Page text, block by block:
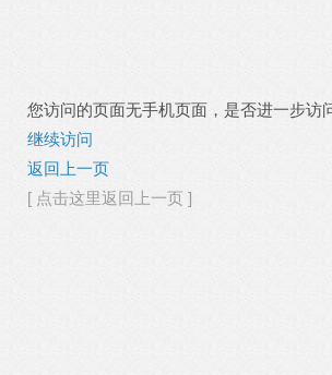
您访问的页面无手机页面，是否进一步访
继续访问
返回上一页
[ 点击这里返回上一页 ]